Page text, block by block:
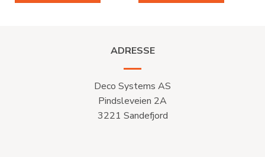
ADRESSE
Deco Systems AS
Pindsleveien 2A
3221 Sandefjord